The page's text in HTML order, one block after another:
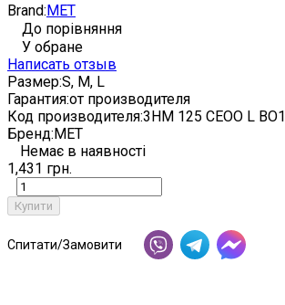
Brand:MET
До порівняння
У обране
Написать отзыв
Размер:S, M, L
Гарантия:от производителя
Код производителя:3HM 125 CEOO L BO1
Бренд:MET
Немає в наявності
1,431 грн.
Купити
Спитати/Замовити